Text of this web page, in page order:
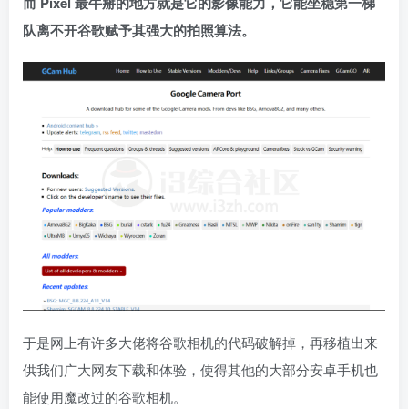
队离不开谷歌赋予其强大的拍照算法。
于是网上有许多大佬将谷歌相机的代码破解掉，再移植出来
供我们广大网友下载和体验，使得其他的大部分安卓手机也
能使用魔改过的谷歌相机。